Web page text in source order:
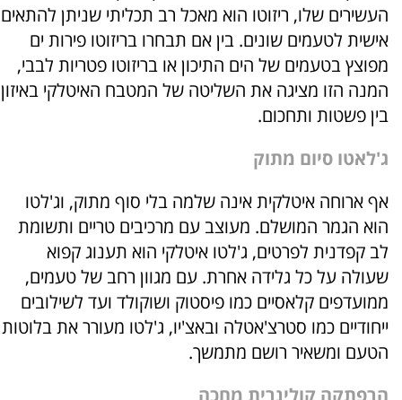
העשירים שלו, ריזוטו הוא מאכל רב תכליתי שניתן להתאים
אישית לטעמים שונים. בין אם תבחרו בריזוטו פירות ים
מפוצץ בטעמים של הים התיכון או בריזוטו פטריות לבבי,
המנה הזו מציגה את השליטה של המטבח האיטלקי באיזון
בין פשטות ותחכום.
ג'לאטו סיום מתוק
אף ארוחה איטלקית אינה שלמה בלי סוף מתוק, וג'לטו
הוא הגמר המושלם. מעוצב עם מרכיבים טריים ותשומת
לב קפדנית לפרטים, ג'לטו איטלקי הוא תענוג קפוא
שעולה על כל גלידה אחרת. עם מגוון רחב של טעמים,
ממועדפים קלאסיים כמו פיסטוק ושוקולד ועד לשילובים
ייחודיים כמו סטרצ'אטלה ובאצ'יו, ג'לטו מעורר את בלוטות
הטעם ומשאיר רושם מתמשך.
הרפתקה קולינרית מחכה